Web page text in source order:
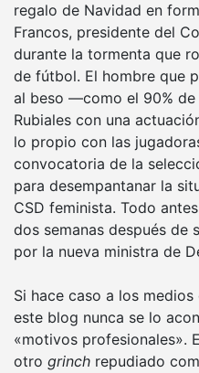
regalo de Navidad en
Francos, presidente del
durante la tormenta que
de fútbol. El hombre que
al beso —como el 90%
Rubiales con una
lo propio con las
convocatoria de la
para desempantanar la
CSD feminista. Todo
dos semanas después de
por la nueva ministra de
Si hace caso a los
este blog nunca se lo
«motivos profesionales».
otro grinch repudiado